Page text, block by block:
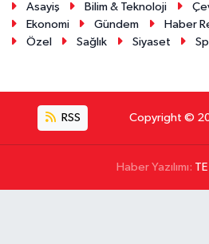
Asayiş Bilim & Teknoloji
Ekonomi
Gündem Haber
Özel
Sağlık Siyaset
RSS Copyright ©
Haber Yazılımı: